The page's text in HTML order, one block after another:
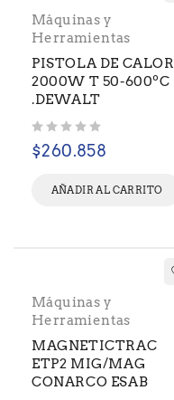
Máquinas y
Herramientas
PISTOLA DE CALOR
2000W T 50-600ºC
.DEWALT
$260.858
AÑADIR AL CARRITO
Máquinas y
Herramientas
MAGNETICTRAC
ETP2 MIG/MAG
CONARCO ESAB